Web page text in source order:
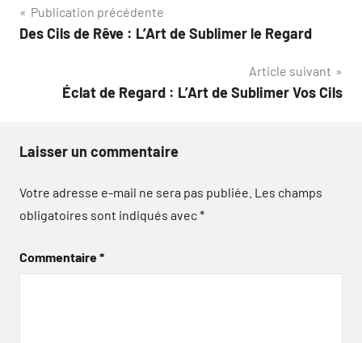
Navigation
de
l’article
Publication précédente
Des Cils de Rêve : L’Art de Sublimer le Regard
Article suivant
Éclat de Regard : L’Art de Sublimer Vos Cils
Laisser un commentaire
Votre adresse e-mail ne sera pas publiée. Les champs
obligatoires sont indiqués avec*
Commentaire*